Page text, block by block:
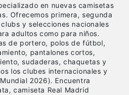
en nuevas camisetas
. Ofrecemos primera, segunda
y selecciones nacionales
adultos como para niños.
de portero, polos de fútbol,
pantalones cortos,
sudaderas, chaquetas y
los clubes internacionales y
2026). Encuentra
camiseta Real Madrid